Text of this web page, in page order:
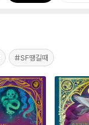
#SF땡길때